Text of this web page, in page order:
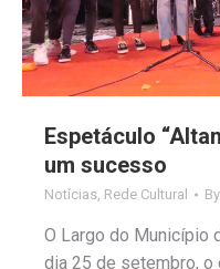
Espetáculo
um sucesso
Notícias, Rede Cultural By
O Largo do Município
dia 25 de setembro, o